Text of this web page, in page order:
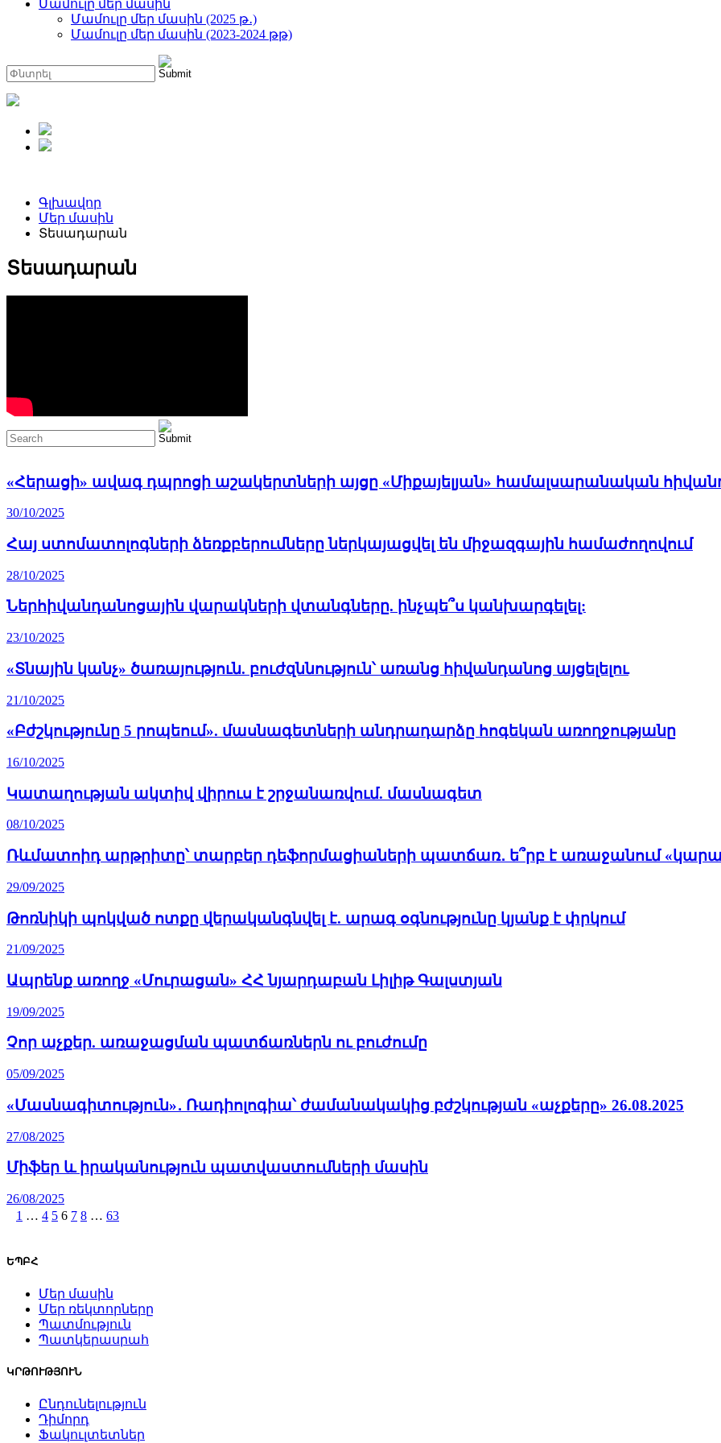
Մամուլը մեր մասին
Մամուլը մեր մասին (2025 թ․)
Մամուլը մեր մասին (2023-2024 թթ)
Գլխավոր
Մեր մասին
Տեսադարան
Տեսադարան
«Հերացի» ավագ դպրոցի աշակերտների այցը «Միքայելյան» համալսարանական
30/10/2025
Հայ ստոմատոլոգների ձեռքբերումները ներկայացվել են միջազգային համաժողովում
28/10/2025
Ներհիվանդանոցային վարակների վտանգները. ինչպե՞ս կանխարգելել:
23/10/2025
«Տնային կանչ» ծառայություն. բուժզննություն՝ առանց հիվանդանոց այցելելու
21/10/2025
«Բժշկությունը 5 րոպեում». մասնագետների անդրադարձը հոգեկան առողջությանը
16/10/2025
Կատաղության ակտիվ վիրուս է շրջանառվում. մասնագետ
08/10/2025
Ռևմատոիդ արթրիտը՝ տարբեր դեֆորմացիաների պատճառ․ ե՞րբ է առաջանում
29/09/2025
Թոռնիկի պոկված ոտքը վերականգնվել է. արագ օգնությունը կյանք է փրկում
21/09/2025
Ապրենք առողջ «Մուրացան» ՀՀ նյարդաբան Լիլիթ Գալստյան
19/09/2025
Չոր աչքեր. առաջացման պատճառներն ու բուժումը
05/09/2025
«Մասնագիտություն»․ Ռադիոլոգիա՝ ժամանակակից բժշկության «աչքերը» 26.08.2025
27/08/2025
Միֆեր և իրականություն պատվաստումների մասին
26/08/2025
1 … 4 5 6 7 8 … 63
ԵՊԲՀ
Մեր մասին
Մեր ռեկտորները
Պատմություն
Պատկերասրահ
ԿՐԹՈՒԹՅՈՒՆ
Ընդունելություն
Դիմորդ
Ֆակուլտետներ